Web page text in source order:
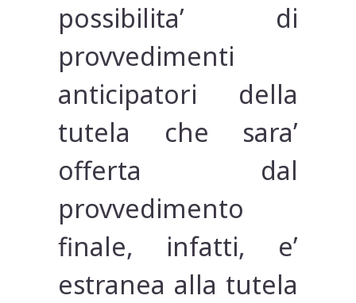
possibilita’ di
provvedimenti
anticipatori della
tutela che sara’
offerta dal
provvedimento
finale, infatti, e’
estranea alla tutela